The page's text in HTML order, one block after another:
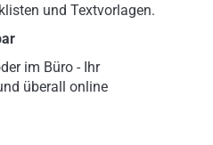
und Textvorlagen.
im Büro - Ihr
überall online